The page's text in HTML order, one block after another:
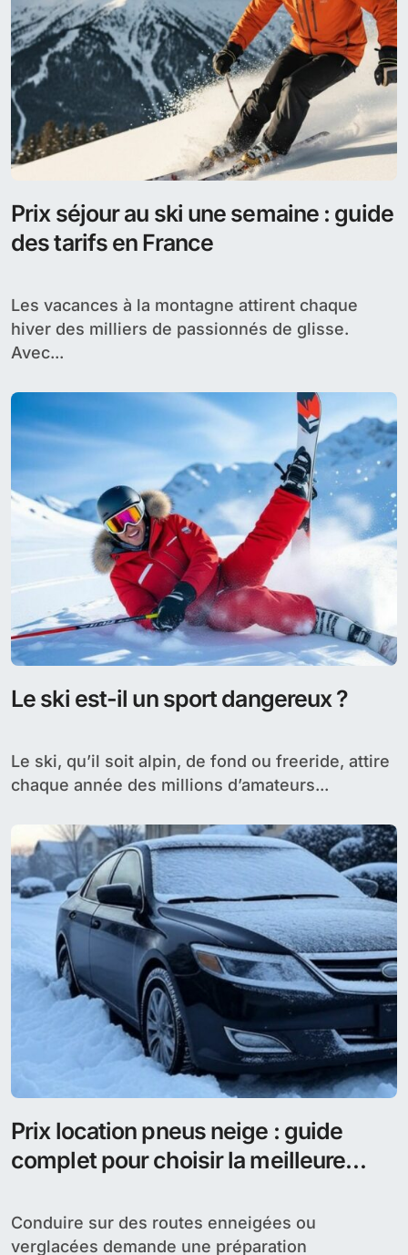
Prix séjour au ski une semaine : guide
des tarifs en France
Les vacances à la montagne attirent chaque
hiver des milliers de passionnés de glisse.
Avec...
Le ski est-il un sport dangereux ?
Le ski, qu’il soit alpin, de fond ou freeride, attire
chaque année des millions d’amateurs...
Prix location pneus neige : guide
complet pour choisir la meilleure
Conduire sur des routes enneigées ou
verglacées demande une préparation